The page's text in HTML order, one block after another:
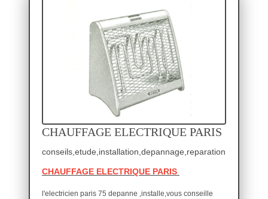
CHAUFFAGE ELECTRIQUE PARIS
conseils,etude,installation,depannage,reparation
CHAUFFAGE ELECTRIQUE PARIS
l'electricien paris 75 depanne ,installe,vous conseille